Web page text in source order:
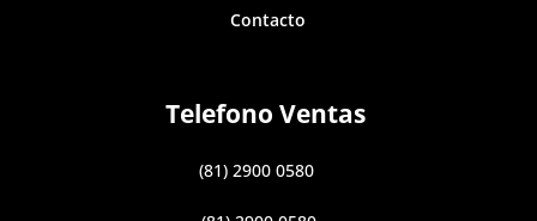
Contacto
Telefono Ventas
(81) 2900 0580